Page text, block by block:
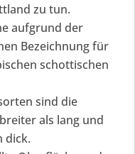
zu tun.
aufgrund der
Bezeichnung für
schottischen
sind die
als lang und
dick.